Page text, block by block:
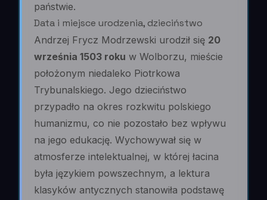
państwie.
Data i miejsce urodzenia, dzieciństwo
Andrzej Frycz Modrzewski urodził się 20
września 1503 roku w Wolborzu, mieście
położonym niedaleko Piotrkowa
Trybunalskiego. Jego dzieciństwo
przypadło na okres rozkwitu polskiego
humanizmu, co nie pozostało bez wpływu
na jego edukację. Wychowywał się w
atmosferze intelektualnej, w której łacina
była językiem powszechnym, a lektura
klasyków antycznych stanowiła podstawę